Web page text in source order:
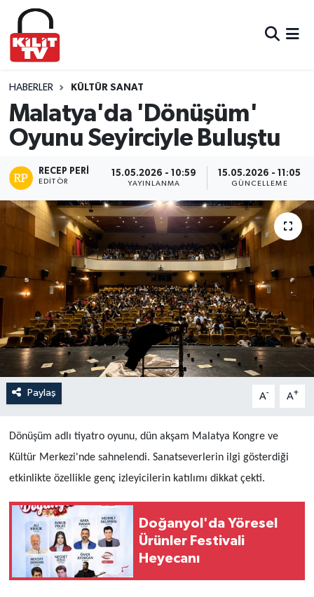
HABERLER KÜLTÜR SANAT
Malatya'da 'Dönüşüm'
Oyunu Seyirciyle Buluştu
RECEP PERI
EDITÖR
15.05.2026 - 10:59
YAYINLANMA
15.05.2026 - 11:05
GÜNCELLEME
Paylaş A- A+
Dönüşüm adlı tiyatro oyunu, dün akşam Malatya Kongre ve
Kültür Merkezi'nde sahnelendi. Sanatseverlerin ilgi gösterdiği
etkinlikte özellikle genç izleyicilerin katılımı dikkat çekti.
Doğanyol'da Yöresel
Ürünler Festivali
Heyecanı
Hava Durumu
Trafik Durumu
Süper Lig Puan Durumu ve Fikstür
Haber Arşivi